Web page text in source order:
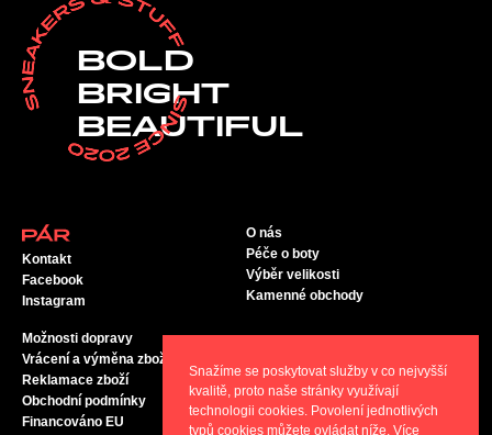
BOLD
BRIGHT
BEAUTIFUL
Kontakt
Facebook
Instagram
O nás
Péče o boty
Výběr velikosti
Kamenné obchody
Možnosti dopravy
Vrácení a výměna zboží
Reklamace zboží
Obchodní podmínky
Financováno EU
Snažíme se poskytovat služby v co nejvyšší
kvalitě, proto naše stránky využívají
technologii cookies. Povolení jednotlivých
typů cookies můžete ovládat níže. Více